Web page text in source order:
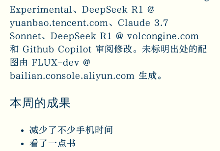
Experimental、DeepSeek R1 @
yuanbao.tencent.com、Claude 3.7
Sonnet、DeepSeek R1 @ volcongine.com
和 Github Copilot 审阅修改。未标明出处的配
图由 FLUX-dev @
bailian.console.aliyun.com 生成。
本周的成果
减少了不少手机时间
看了一点书